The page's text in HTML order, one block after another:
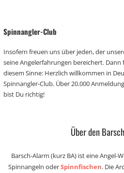
Spinnangler-Club
Insofern freuen uns über jeden, der
seine Angelerfahrungen bereichert.
diesem Sinne: Herzlich willkommen in
Spinnangler-Club. Über 20.000
bist Du richtig!
Über den
Barsch-Alarm (kurz BA) ist eine Angel-
Spinnangeln oderSpinnfischen. Die